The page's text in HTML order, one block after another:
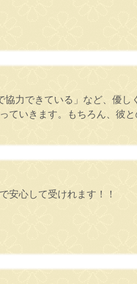
力できている」など、優
いきます。もちろん、彼
安心して受けれます！！